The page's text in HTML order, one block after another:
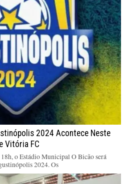
2024 Acontece Neste
Vitória FC
o Estádio Municipal O Bicão será
2024. Os